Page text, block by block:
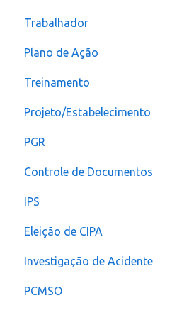
Trabalhador
Plano de Ação
Treinamento
Configuração
Projeto/Estabelecimento
PGR
Controle de Documentos
Notificação
IPS
Configurações
Eleição de CIPA
Investigação de Acidente
Configuração
PCMSO